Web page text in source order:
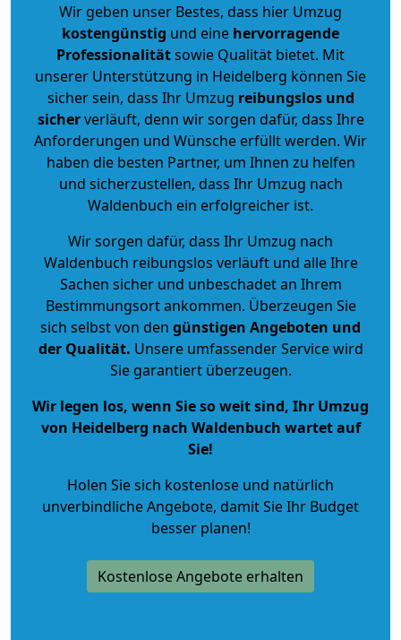
Wir geben unser Bestes, dass hier Umzug
kostengünstig und eine hervorragende
Professionalitätsowie Qualität bietet. Mit
unserer Unterstützung in Heidelberg können Sie
sicher sein, dass Ihr Umzug reibungslos und
sicherverläuft, denn wir sorgen dafür, dass Ihre
Anforderungen und Wünsche erfüllt werden. Wir
haben die besten Partner, um Ihnen zu helfen
und sicherzustellen, dass Ihr Umzug nach
Waldenbuch ein erfolgreicher ist.
Wir sorgen dafür, dass Ihr Umzug nach
Waldenbuch reibungslos verläuft und alle Ihre
Sachen sicher und unbeschadet an Ihrem
Bestimmungsort ankommen. Überzeugen Sie
sich selbst von den günstigen Angeboten und
der Qualität. Unsere umfassender Service wird
Sie garantiert überzeugen.
Wir legen los, wenn Sie so weit sind, Ihr Umzug
von Heidelberg nach Waldenbuch wartet auf
Sie!
Holen Sie sich kostenlose und natürlich
unverbindliche Angebote, damit Sie Ihr Budget
besser planen!
Kostenlose Angebote erhalten